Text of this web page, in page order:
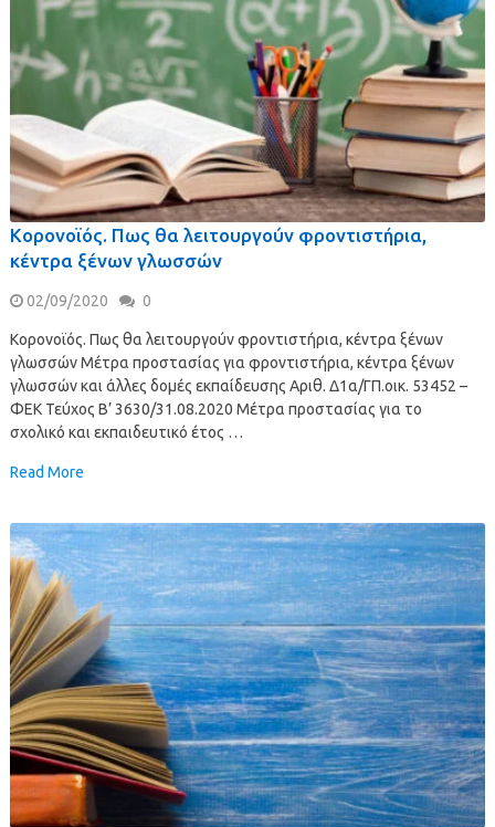
Κορονοϊός. Πως θα λειτουργούν φροντιστήρια,
κέντρα ξένων γλωσσών
02/09/2020 0
Κορονοϊός. Πως θα λειτουργούν φροντιστήρια, κέντρα ξένων
γλωσσών Μέτρα προστασίας για φροντιστήρια, κέντρα ξένων
γλωσσών και άλλες δομές εκπαίδευσης Αριθ. Δ1α/ΓΠ.οικ. 53452 –
ΦΕΚ Τεύχος B’ 3630/31.08.2020 Μέτρα προστασίας για το
σχολικό και εκπαιδευτικό έτος …
Read More